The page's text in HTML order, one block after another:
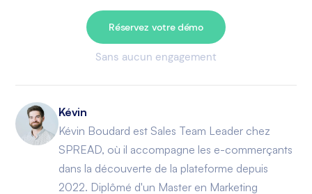
Réservez votre démo
Sans aucun engagement
Kévin
Kévin Boudard est Sales Team Leader chez
SPREAD, où il accompagne les e-commerçants
dans la découverte de la plateforme depuis
2022. Diplômé d'un Master en Marketing